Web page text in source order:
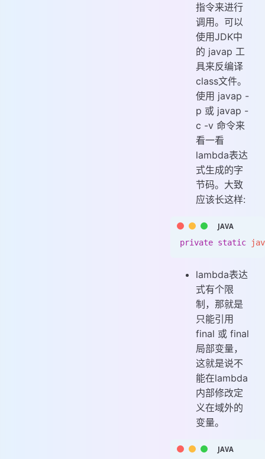
指令来进行
调用。可以
使用JDK中
的 javap 工
具来反编译
class文件。
使用 javap -
p 或 javap -
c -v 命令来
看一看
lambda表达
式生成的字
节码。大致
应该长这样:
private static
lambda表达
式有个限
制，那就是
只能引用
final 或 final
局部变量，
这就是说不
能在lambda
内部修改定
义在域外的
变量。